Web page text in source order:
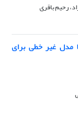
رحیم باقری
مدل غیر خطی برای